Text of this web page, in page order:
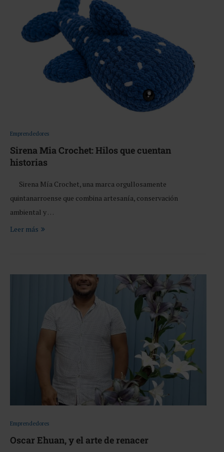
Emprendedores
Sirena Mia Crochet: Hilos que cuentan
historias
Sirena Mía Crochet, una marca orgullosamente
quintanarroense que combina artesanía, conservación
ambiental y …
Leer más
Emprendedores
Oscar Ehuan, y el arte de renacer